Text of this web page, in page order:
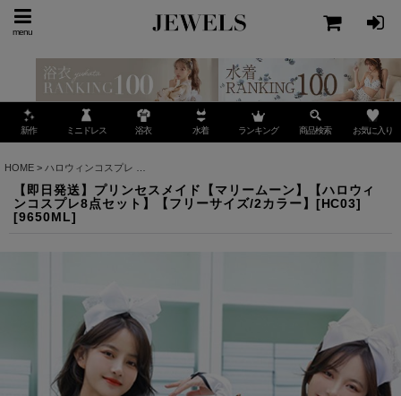
menu
新作 ミニドレス 浴衣 水着 ランキング 商品検索 お気に入り
HOME > ハロウィンコスプレ
【即日発送】プリンセスメイド【マリームーン】【ハロウィ
ンコスプレ8点セット】【フリーサイズ/2カラー】[HC03]
[9650ML]